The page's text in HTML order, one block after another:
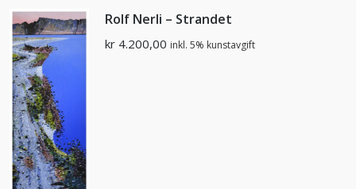
Rolf Nerli – Strandet
kr 4.200,00 inkl. 5% kunstavgift